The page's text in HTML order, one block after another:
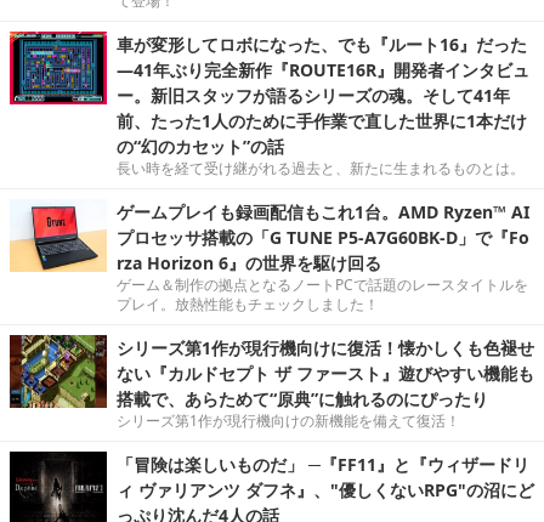
車が変形してロボになった、でも『ルート16』だった
―41年ぶり完全新作『ROUTE16R』開発者インタビュ
ー。新旧スタッフが語るシリーズの魂。そして41年
前、たった1人のために手作業で直した世界に1本だけ
の“幻のカセット”の話
長い時を経て受け継がれる過去と、新たに生まれるものとは。
ゲームプレイも録画配信もこれ1台。AMD Ryzen™ AI
プロセッサ搭載の「G TUNE P5-A7G60BK-D」で『Fo
rza Horizon 6』の世界を駆け回る
ゲーム＆制作の拠点となるノートPCで話題のレースタイトルを
プレイ。放熱性能もチェックしました！
シリーズ第1作が現行機向けに復活！懐かしくも色褪せ
ない『カルドセプト ザ ファースト』遊びやすい機能も
搭載で、あらためて“原典”に触れるのにぴったり
シリーズ第1作が現行機向けの新機能を備えて復活！
「冒険は楽しいものだ」 ─『FF11』と『ウィザードリ
ィ ヴァリアンツ ダフネ』、"優しくないRPG"の沼にど
っぷり沈んだ4人の話